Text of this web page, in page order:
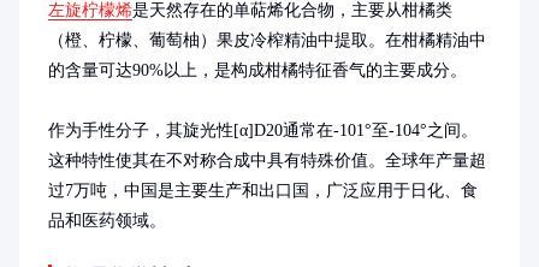
左旋柠檬烯是天然存在的单萜烯化合物，主要从柑橘类
（橙、柠檬、葡萄柚）果皮冷榨精油中提取。在柑橘精油中
的含量可达90%以上，是构成柑橘特征香气的主要成分。
作为手性分子，其旋光性[α]D20通常在-101°至-104°之间。
这种特性使其在不对称合成中具有特殊价值。全球年产量超
过7万吨，中国是主要生产和出口国，广泛应用于日化、食
品和医药领域。